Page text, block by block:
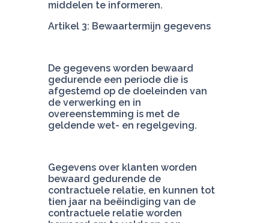
Artikel 3: Bewaartermijn gegevens
De gegevens worden bewaard
gedurende een periode die is
afgestemd op de doeleinden van
de verwerking en in
overeenstemming is met de
geldende wet- en regelgeving.
Gegevens over klanten worden
bewaard gedurende de
contractuele relatie, en kunnen tot
tien jaar na beëindiging van de
contractuele relatie worden